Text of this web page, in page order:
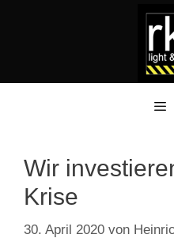
Wir
Krise
30. April 2020 von